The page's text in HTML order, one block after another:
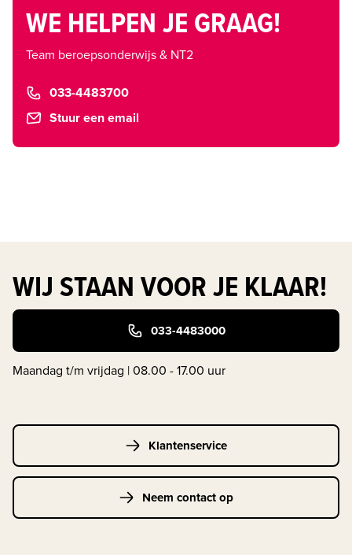
WE HELPEN JE GRAAG!
Team beroepsonderwijs & NT2
033-4483700
Stuur een email
WIJ STAAN VOOR JE KLAAR!
033-4483000
Maandag t/m vrijdag | 08.00 - 17.00 uur
Klantenservice
Neem contact op